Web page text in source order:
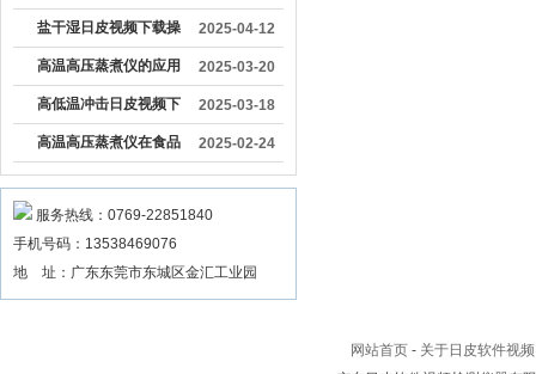
析
的正确操作流程
盐干湿日皮视频下载操
作方法及注意事项
2025-04-12
高温高压蒸煮仪的应用
领域及设计特点
2025-03-20
高低温冲击日皮视频下
载操作方法
2025-03-18
高温高压蒸煮仪在食品
加工行业中具有重要作
用
2025-02-24
服务热线：0769-22851840
手机号码：13538469076
地 址：广东东莞市东城区金汇工业园
网站首页 - 关于日皮软件视频